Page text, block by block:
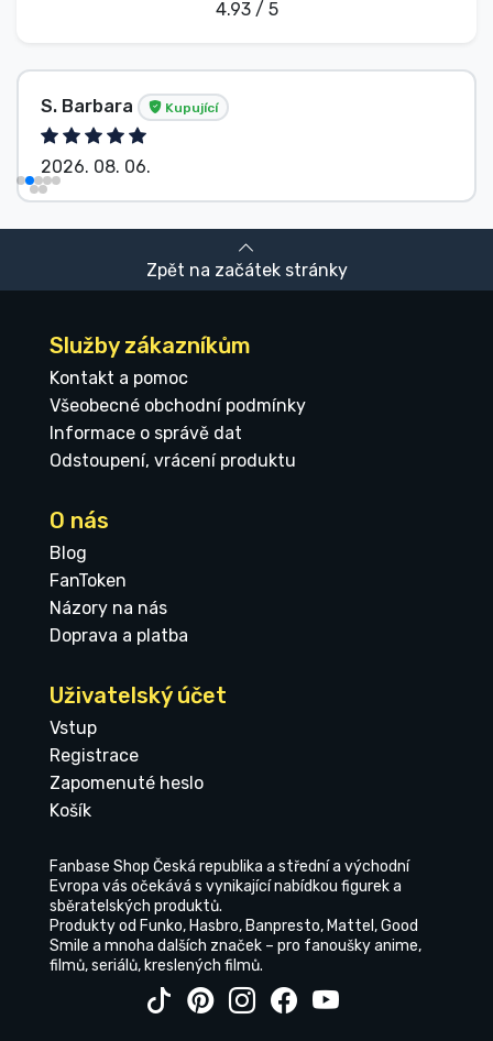
4.93 / 5
S. Barbara Kupující
2026. 08. 06.
Zpět na začátek stránky
Služby zákazníkům
Kontakt a pomoc
Všeobecné obchodní podmínky
Informace o správě dat
Odstoupení, vrácení produktu
O nás
Blog
FanToken
Názory na nás
Doprava a platba
Uživatelský účet
Vstup
Registrace
Zapomenuté heslo
Košík
Fanbase Shop Česká republika a střední a východní
Evropa vás očekává s vynikající nabídkou figurek a
sběratelských produktů.
Produkty od Funko, Hasbro, Banpresto, Mattel, Good
Smile a mnoha dalších značek – pro fanoušky anime,
filmů, seriálů, kreslených filmů.